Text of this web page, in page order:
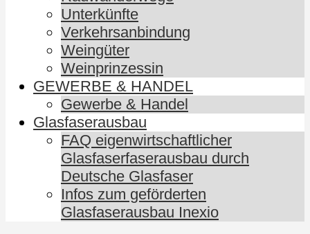
Unterkünfte
Verkehrsanbindung
Weingüter
Weinprinzessin
GEWERBE & HANDEL
Gewerbe & Handel
Glasfaserausbau
FAQ eigenwirtschaftlicher
Glasfaserfaserausbau durch
Deutsche Glasfaser
Infos zum geförderten
Glasfaserausbau Inexio